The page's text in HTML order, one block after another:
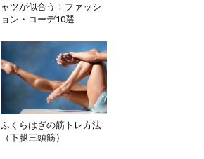
ャツが似合う！ファッシ
ョン・コーデ10選
ふくらはぎの筋トレ方法
（下腿三頭筋）